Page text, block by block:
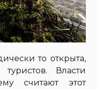
то открыта,
Власти
считают этот